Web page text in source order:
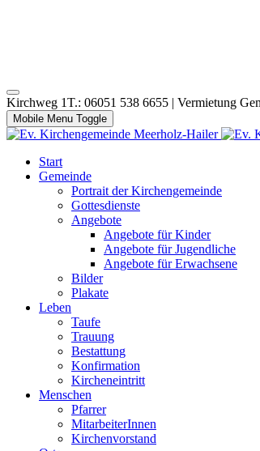
Kirchweg 1T.: 06051 538 6655 | Vermietung
Mobile Menu Toggle
Start
Gemeinde
Portrait der Kirchengemeinde
Gottesdienste
Angebote
Angebote für Kinder
Angebote für Jugendliche
Angebote für Erwachsene
Bilder
Plakate
Leben
Taufe
Trauung
Bestattung
Konfirmation
Kircheneintritt
Menschen
Pfarrer
MitarbeiterInnen
Kirchenvorstand